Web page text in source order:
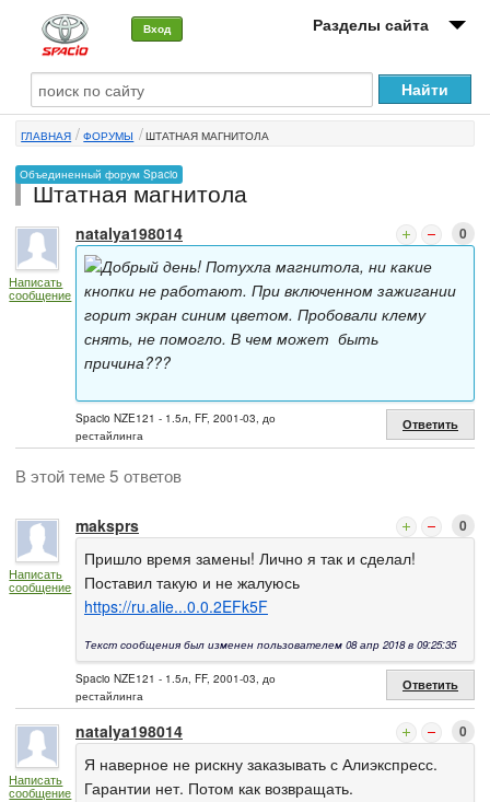
Вход Разделы сайта
О машине
Автоклуб
Форумы
Сервисы и услуги
Новости
ГЛАВНАЯ ФОРУМЫ ШТАТНАЯ МАГНИТОЛА
Объединенный форум Spacio
Штатная магнитола
Написать
сообщение
natalya198014 0
Добрый день! Потухла магнитола, ни какие
кнопки не работают. При включенном зажигании
горит экран синим цветом. Пробовали клему
снять, не помогло. В чем может быть
причина???
Spacio NZE121 - 1.5л, FF, 2001-03, до
рестайлинга
Ответить
В этой теме 5 ответов
Написать
сообщение
maksprs 0
Пришло время замены! Лично я так и сделал!
Поставил такую и не жалуюсь
https://ru.alie...0.0.2EFk5F
Текст сообщения был изменен пользователем 08 апр 2018 в 09:25:35
Spacio NZE121 - 1.5л, FF, 2001-03, до
рестайлинга
Ответить
Написать
сообщение
natalya198014 0
Я наверное не рискну заказывать с Алиэкспресс.
Гарантии нет. Потом как возвращать.